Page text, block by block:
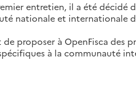
entretien, il a été décidé
nationale et internationale
proposer à OpenFisca des
à la communauté